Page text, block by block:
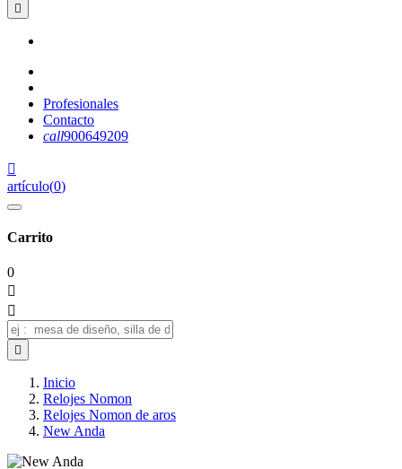

Profesionales
Contacto
call900649209

artículo(0)
Carrito
0



Inicio
Relojes Nomon
Relojes Nomon de aros
New Anda